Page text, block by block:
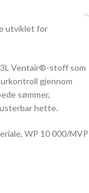
utviklet for
Ventair®-stoff som
gjennom
sømmer,
hette.
WP 10 000/MVP